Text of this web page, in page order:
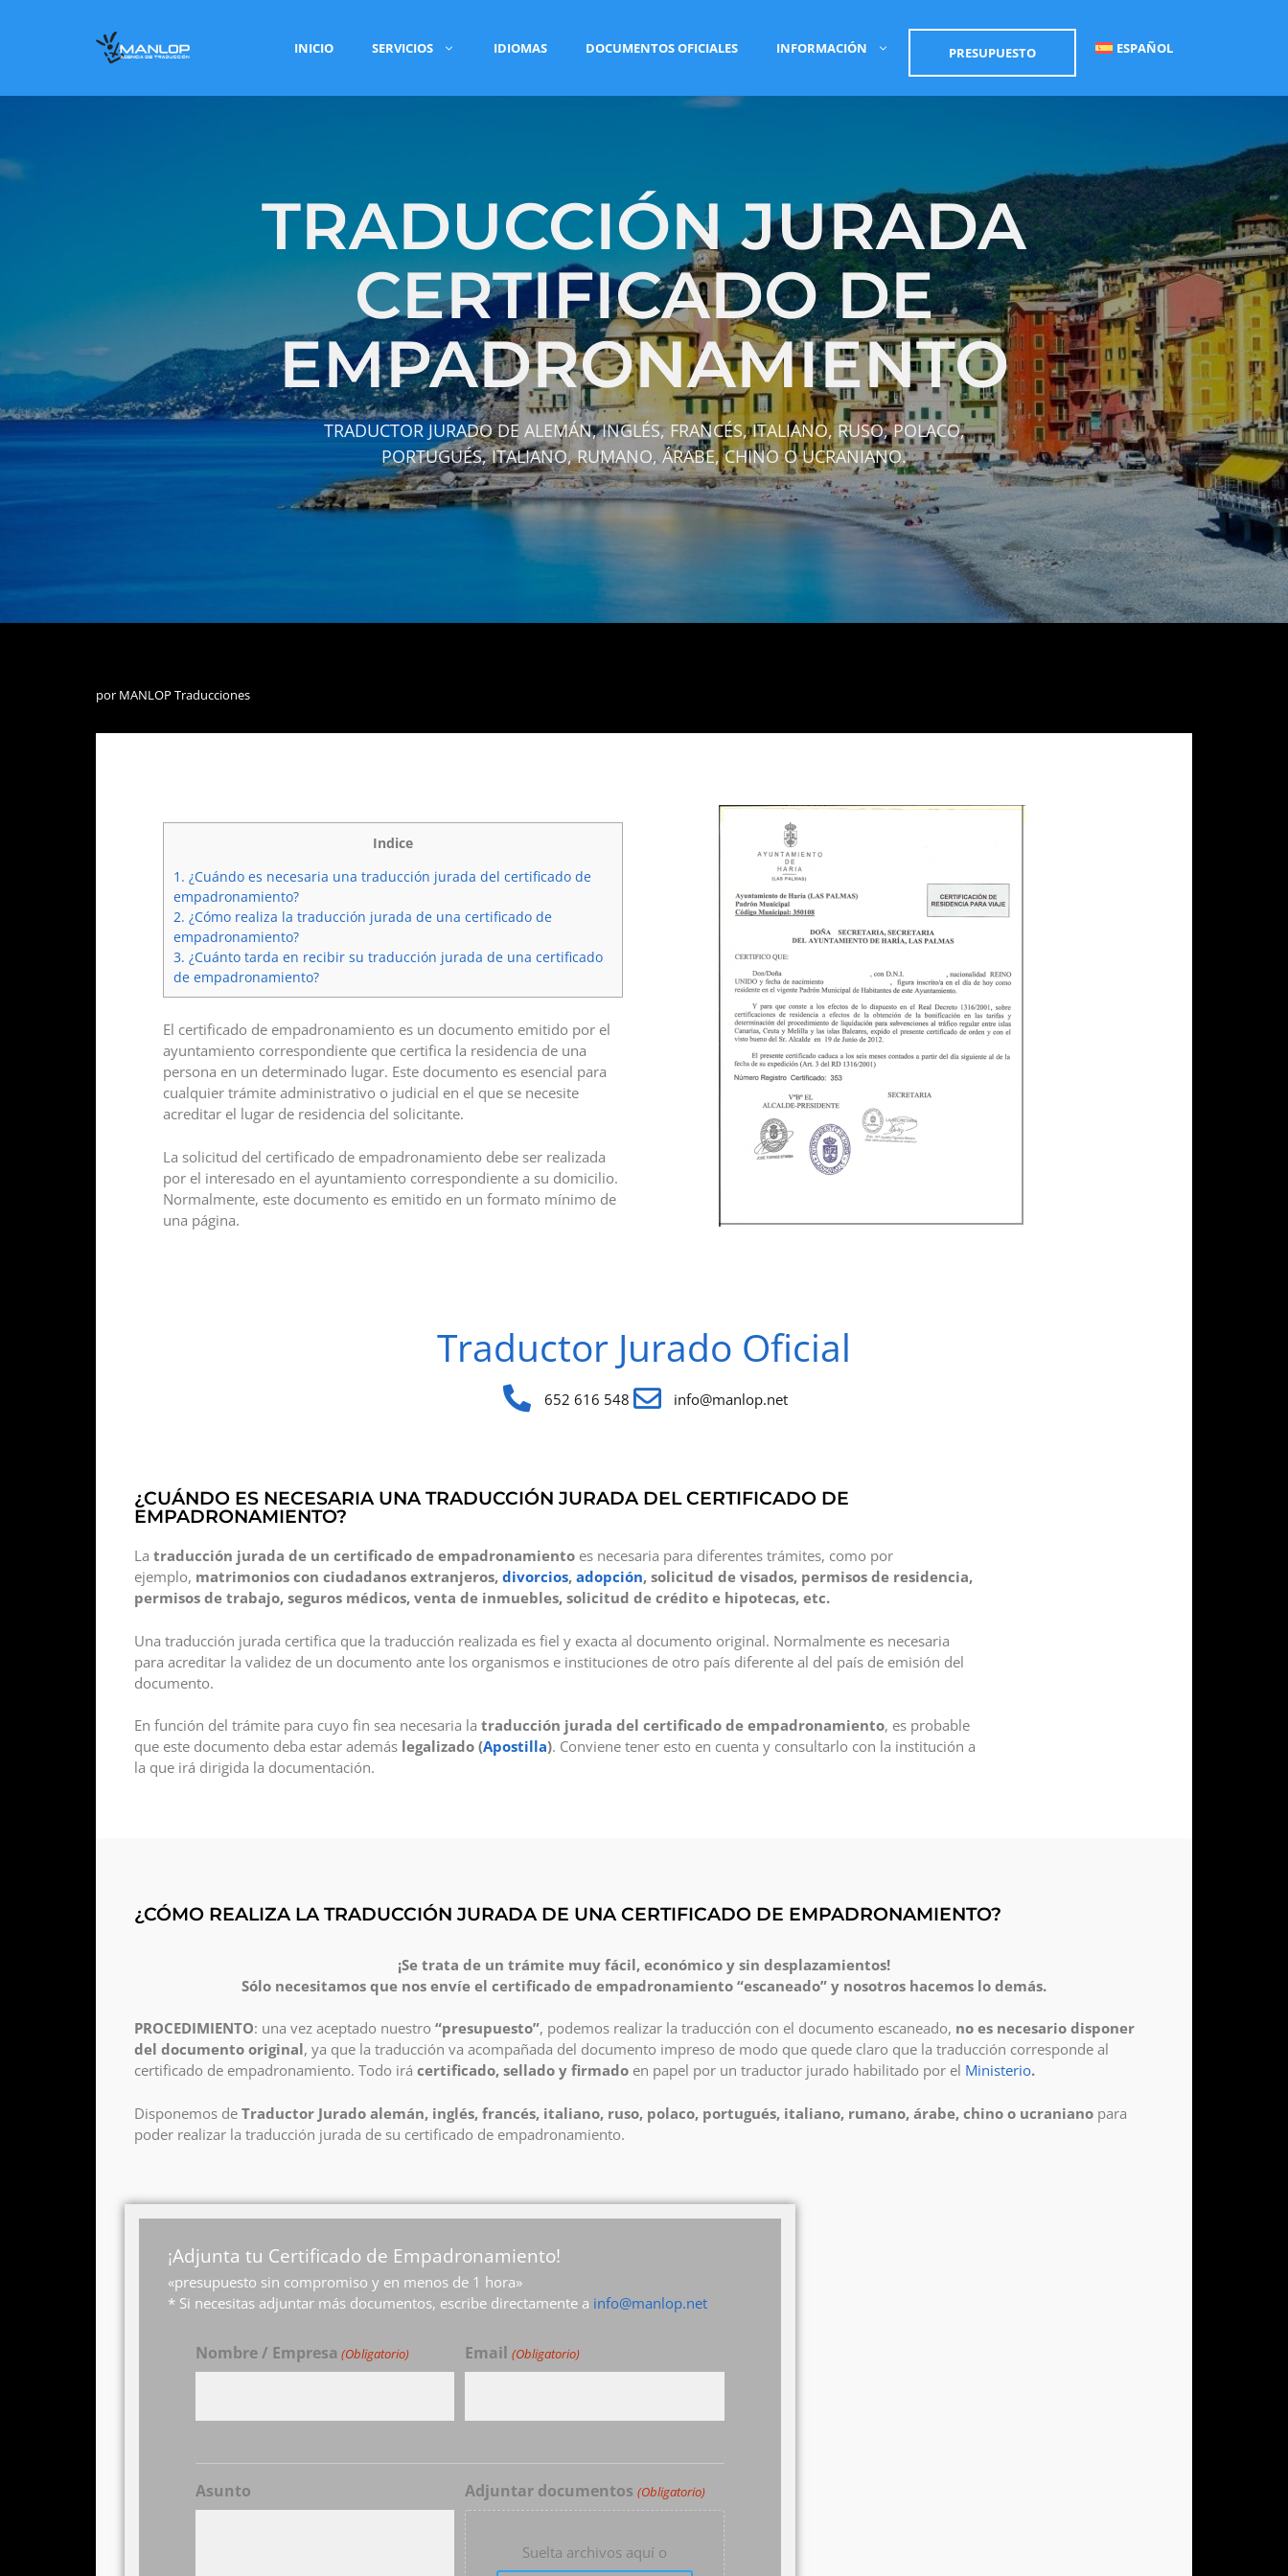
INICIO SERVICIOS IDIOMAS DOCUMENTOS OFICIALES INFORMACIÓN PRESUPUESTO ESPAÑOL
TRADUCCIÓN JURADA
CERTIFICADO DE
EMPADRONAMIENTO
TRADUCTOR JURADO DE ALEMÁN, INGLÉS, FRANCÉS, ITALIANO, RUSO, POLACO,
PORTUGUÉS, ITALIANO, RUMANO, ÁRABE, CHINO O UCRANIANO.
por MANLOP Traducciones
Indice
1. ¿Cuándo es necesaria una traducción jurada del certificado de
empadronamiento?
2. ¿Cómo realiza la traducción jurada de una certificado de
empadronamiento?
3. ¿Cuánto tarda en recibir su traducción jurada de una certificado
de empadronamiento?
El certificado de empadronamiento es un documento emitido por el
ayuntamiento correspondiente que certifica la residencia de una
persona en un determinado lugar. Este documento es esencial para
cualquier trámite administrativo o judicial en el que se necesite
acreditar el lugar de residencia del solicitante.
La solicitud del certificado de empadronamiento debe ser realizada
por el interesado en el ayuntamiento correspondiente a su domicilio.
Normalmente, este documento es emitido en un formato mínimo de
una página.
Traductor Jurado Oficial
652 616 548 info@manlop.net
¿CUÁNDO ES NECESARIA UNA TRADUCCIÓN JURADA DEL CERTIFICADO DE
EMPADRONAMIENTO?
La traducción jurada de un certificado de empadronamiento es necesaria para diferentes trámites, como por
ejemplo, matrimonios con ciudadanos extranjeros, divorcios, adopción, solicitud de visados, permisos de residencia,
permisos de trabajo, seguros médicos, venta de inmuebles, solicitud de crédito e hipotecas, etc.
Una traducción jurada certifica que la traducción realizada es fiel y exacta al documento original. Normalmente es necesaria
para acreditar la validez de un documento ante los organismos e instituciones de otro país diferente al del país de emisión del
documento.
En función del trámite para cuyo fin sea necesaria la traducción jurada del certificado de empadronamiento, es probable
que este documento deba estar además legalizado (Apostilla). Conviene tener esto en cuenta y consultarlo con la institución a
la que irá dirigida la documentación.
¿CÓMO REALIZA LA TRADUCCIÓN JURADA DE UNA CERTIFICADO DE EMPADRONAMIENTO?
¡Se trata de un trámite muy fácil, económico y sin desplazamientos!
Sólo necesitamos que nos envíe el certificado de empadronamiento “escaneado” y nosotros hacemos lo demás.
PROCEDIMIENTO: una vez aceptado nuestro “presupuesto”, podemos realizar la traducción con el documento escaneado, no es necesario disponer
del documento original, ya que la traducción va acompañada del documento impreso de modo que quede claro que la traducción corresponde al
certificado de empadronamiento. Todo irá certificado, sellado y firmado en papel por un traductor jurado habilitado por el Ministerio.
Disponemos de Traductor Jurado alemán, inglés, francés, italiano, ruso, polaco, portugués, italiano, rumano, árabe, chino o ucraniano para
poder realizar la traducción jurada de su certificado de empadronamiento.
¡Adjunta tu Certificado de Empadronamiento!
«presupuesto sin compromiso y en menos de 1 hora»
* Si necesitas adjuntar más documentos, escribe directamente a info@manlop.net
Nombre / Empresa (Obligatorio) Email (Obligatorio)
Asunto Adjuntar documentos (Obligatorio)
Suelta archivos aquí o